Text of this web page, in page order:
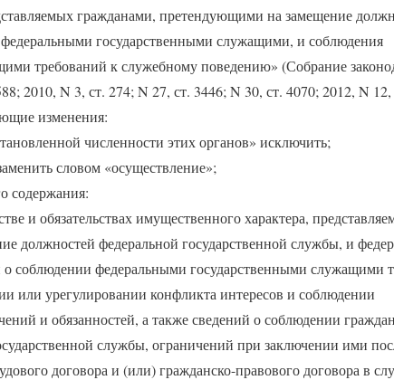
гражданами, претендующими на замещение
государственными служащими, и соблюдения
требований к служебному поведению» (Собрание
2010, N 3, ст. 274; N 27, ст. 3446; N 30, ст. 4070; 2012, N 12,
изменения:
численности этих органов» исключить;
словом «осуществление»;
содержания:
и обязательствах имущественного характера,
должностей федеральной государственной службы, и
соблюдении федеральными государственными служащими
или урегулировании конфликта интересов и соблюдении
и обязанностей, а также сведений о соблюдении
службы, ограничений при заключении ими
договора и (или) гражданско-правового договора в